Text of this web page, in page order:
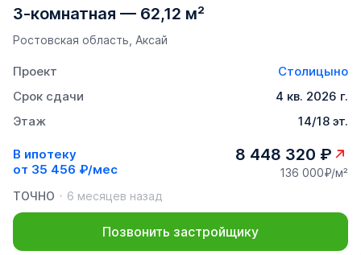
3-комнатная — 62,12 м²
Ростовская область, Аксай
Проект
Столицыно
Срок сдачи
4 кв. 2026 г.
Этаж
14/18 эт.
В ипотеку
от 35 456 ₽/мес
8 448 320 ₽
136 000₽/м²
ТОЧНО
6 месяцев назад
Позвонить застройщику